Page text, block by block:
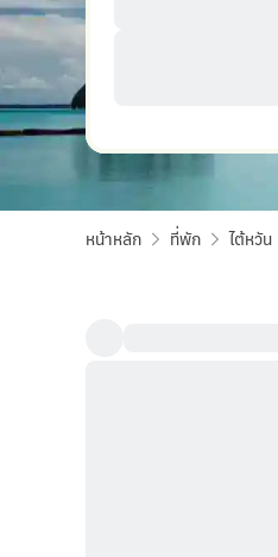
หน้าหลัก ที่พัก ไต้หวัน